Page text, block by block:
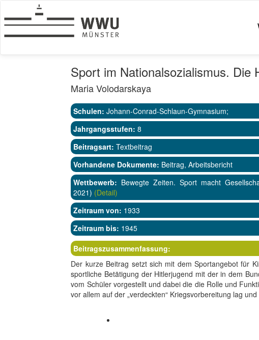
Sport im Nationalsozialismus. Die
Maria Volodarskaya
Schulen: Johann-Conrad-Schlaun-Gymnasium;
Jahrgangsstufen: 8
Beitragsart: Textbeitrag
Vorhandene Dokumente: Beitrag, Arbeitsbericht
Wettbewerb: Bewegte Zeiten. Sport macht
2021) (Detail)
Zeitraum von: 1933
Zeitraum bis: 1945
Beitragszusammenfassung:
Der kurze Beitrag setzt sich mit dem Sportangebot für
sportliche Betätigung der Hitlerjugend mit der in dem
vom Schüler vorgestellt und dabei die die Rolle und
vor allem auf der „verdeckten“ Kriegsvorbereitung lag